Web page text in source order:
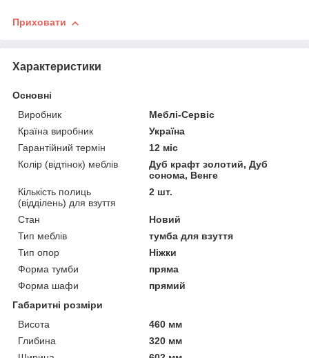
Приховати
Характеристики
Основні
Виробник
Меблі-Сервіс
Країна виробник
Україна
Гарантійний термін
12 міс
Колір (відтінок) меблів
Дуб крафт золотий, Дуб
сонома, Венге
Кількість полиць
(відділень) для взуття
2 шт.
Стан
Новий
Тип меблів
тумба для взуття
Тип опор
Ніжки
Форма тумби
пряма
Форма шафи
прямий
Габаритні розміри
Висота
460 мм
Глибина
320 мм